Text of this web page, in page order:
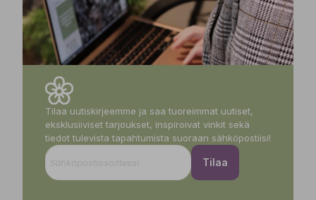
Tilaa uutiskirjeemme ja saa tuoreimmat uutiset,
eksklusiiviset tarjoukset, inspiroivat vinkit sekä
tiedot tulevista tapahtumista suoraan sähköpostiisi!
Tilaa